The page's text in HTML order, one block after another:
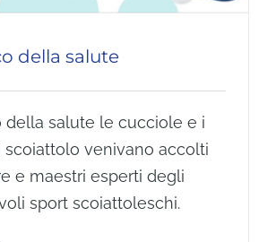
della salute
della salute le cucciole e i
scoiattolo venivano accolti
e maestri esperti degli
sport scoiattoleschi.